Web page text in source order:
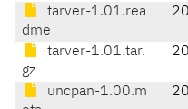
tarver-1.01.rea
dme
tarver-1.01.tar.
gz
uncpan-1.00.m